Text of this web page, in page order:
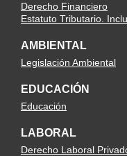
Derecho Financiero
Estatuto Tributario.
AMBIENTAL
Legislación Ambiental
EDUCACIÓN
Educación
LABORAL
Derecho Laboral